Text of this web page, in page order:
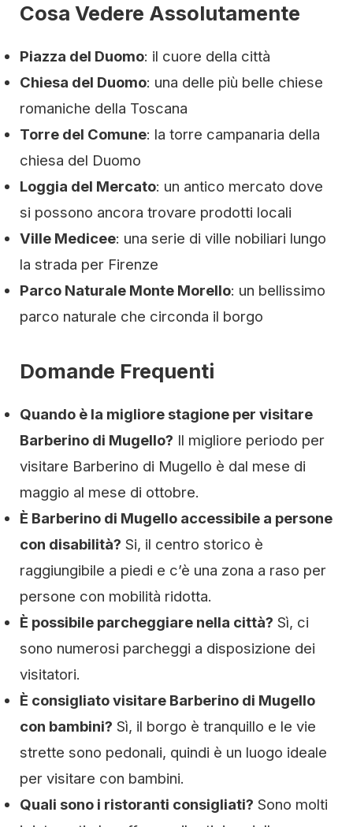
Cosa Vedere Assolutamente
Piazza del Duomo: il cuore della città
Chiesa del Duomo: una delle più belle chiese
romaniche della Toscana
Torre del Comune: la torre campanaria della
chiesa del Duomo
Loggia del Mercato: un antico mercato dove
si possono ancora trovare prodotti locali
Ville Medicee: una serie di ville nobiliari lungo
la strada per Firenze
Parco Naturale Monte Morello: un bellissimo
parco naturale che circonda il borgo
Domande Frequenti
Quando è la migliore stagione per visitare
Barberino di Mugello? Il migliore periodo per
visitare Barberino di Mugello è dal mese di
maggio al mese di ottobre.
È Barberino di Mugello accessibile a persone
con disabilità? Si, il centro storico è
raggiungibile a piedi e c’è una zona a raso per
persone con mobilità ridotta.
È possibile parcheggiare nella città? Sì, ci
sono numerosi parcheggi a disposizione dei
visitatori.
È consigliato visitare Barberino di Mugello
con bambini? Sì, il borgo è tranquillo e le vie
strette sono pedonali, quindi è un luogo ideale
per visitare con bambini.
Quali sono i ristoranti consigliati? Sono molti